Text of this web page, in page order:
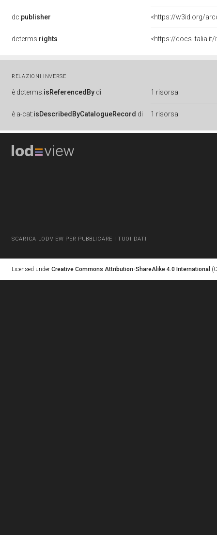
dc:publisher <https://w3id.org/
dcterms:rights
RELAZIONI INVERSE
è dcterms:isReferencedBy di 1 risorsa
è a-cat:isDescribedByCatalogueRecord di 1 risorsa
SCARICA LODVIEW PER PUBBLICARE I TUOI DATI
Licensed under Creative Commons Attribution-ShareAlike 4.0 International